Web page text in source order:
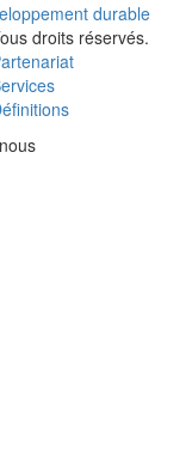
durable
droits réservés.